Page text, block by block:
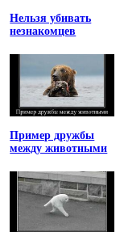
Нельзя убивать
незнакомцев
Пример дружбы
между животными